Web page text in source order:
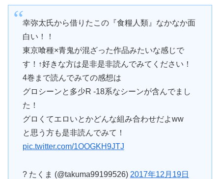
幸弥太氏から借りたこの『食糧人類』なかなか面
白い！！
東京喰種×青鬼が混ざった作品みたいな感じで
す！↑好きな方は是非是非読んでみてください！
4巻まで読んでみての感想は
グロシーンと多少R -18系なシーンが含んでまし
た！
グロくてエロいとかどんな組み合わせだよww
と思う方も是非読んでみて！
pic.twitter.com/1OOGKH9JTJ
? たくま (@takuma99199526) 2017年12月19日